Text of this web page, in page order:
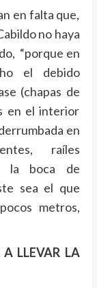
en falta que,
no haya
“porque en
el debido
(chapas de
en el interior
en
raíles
la boca de
sea el que
metros,
A LLEVAR LA